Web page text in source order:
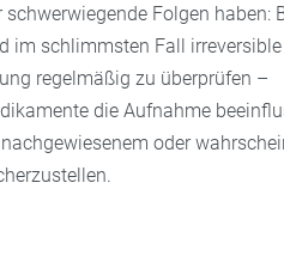
Folgen haben:
im schlimmsten Fall irreversible
regelmäßig zu überprüfen –
die Aufnahme
oder